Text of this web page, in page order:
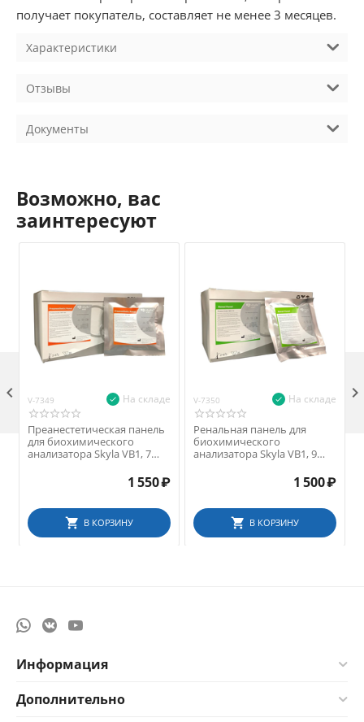
получает покупатель, составляет не менее 3 месяцев.
Характеристики
Отзывы
Документы
Возможно, вас
заинтересуют
V-7349 На складе
Преанестетическая панель
для биохимического
анализатора Skyla VB1, 7
1 550₽
В КОРЗИНУ
V-7350 На складе
Ренальная панель для
биохимического
анализатора Skyla VB1, 9
1 500₽
В КОРЗИНУ
 
Информация
Дополнительно